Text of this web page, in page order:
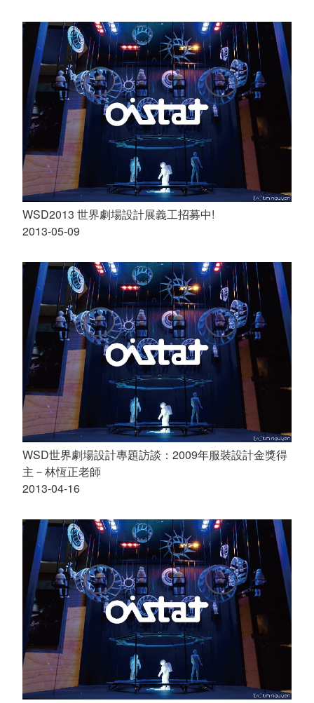
WSD2013 世界劇場設計展義工招募中!
2013-05-09
WSD世界劇場設計專題訪談：2009年服裝設計金獎得
主－林恆正老師
2013-04-16